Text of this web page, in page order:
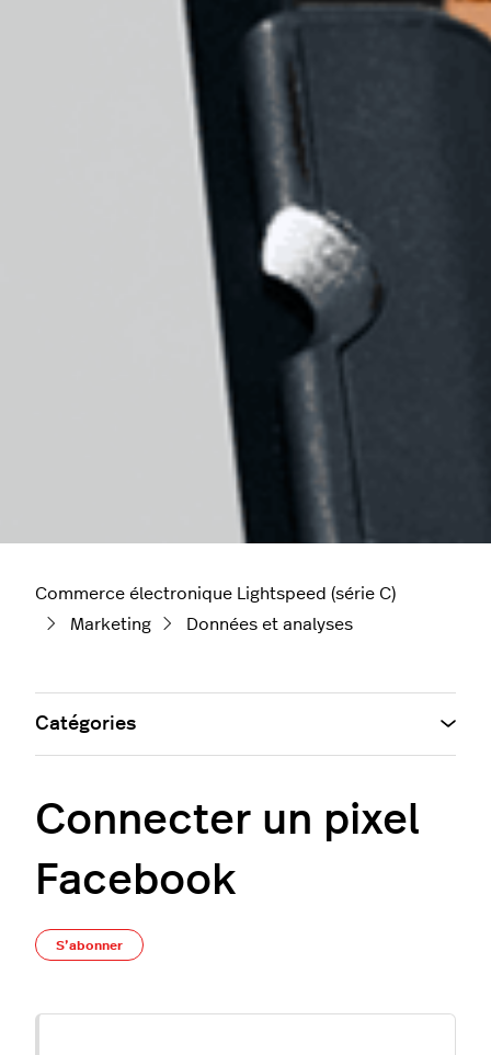
Commerce électronique Lightspeed (série C)
Marketing
Données et analyses
Connecter un pixel
Facebook
S’abonner
Catégories